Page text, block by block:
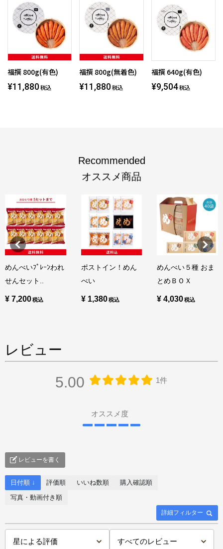
福撰 800g(有色)
¥11,880 税込
福撰 800g(無着色)
¥11,880 税込
福撰 640g(有色)
¥9,504税込
Recommended
オススメ商品
めんべいﾌﾟﾚｰﾝわれ
せんセット..
¥ 7,200
ポストイン！めん
べい
¥ 1,380
めんべい５種 おま
とめＢＯＸ
¥ 4,030
レビュー
5.00 1件
オススメ度
レビューを書く
詳細フィルター
日付順 ↓ 評価順 いいね数順
購入確認順
写真・動画付き順